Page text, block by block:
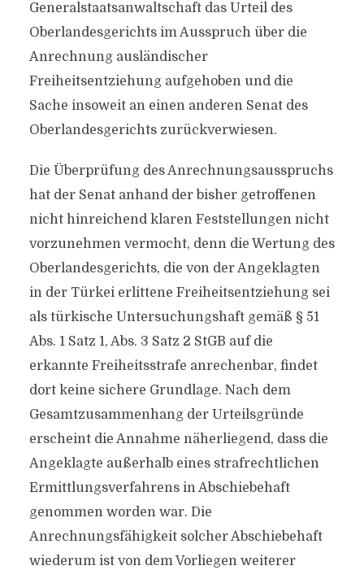
Generalstaatsanwaltschaft das Urteil des
Oberlandesgerichts im Ausspruch über die
Anrechnung ausländischer
Freiheitsentziehung aufgehoben und die
Sache insoweit an einen anderen Senat des
Oberlandesgerichts zurückverwiesen.
Die Überprüfung des Anrechnungsausspruchs
hat der Senat anhand der bisher getroffenen
nicht hinreichend klaren Feststellungen nicht
vorzunehmen vermocht, denn die Wertung des
Oberlandesgerichts, die von der Angeklagten
in der Türkei erlittene Freiheitsentziehung sei
als türkische Untersuchungshaft gemäß § 51
Abs. 1 Satz 1, Abs. 3 Satz 2 StGB auf die
erkannte Freiheitsstrafe anrechenbar, findet
dort keine sichere Grundlage. Nach dem
Gesamtzusammenhang der Urteilsgründe
erscheint die Annahme näherliegend, dass die
Angeklagte außerhalb eines strafrechtlichen
Ermittlungsverfahrens in Abschiebehaft
genommen worden war. Die
Anrechnungsfähigkeit solcher Abschiebehaft
wiederum ist von dem Vorliegen weiterer